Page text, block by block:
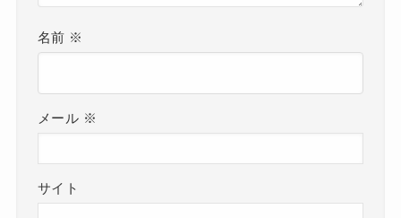
名前 ※
メール ※
サイト